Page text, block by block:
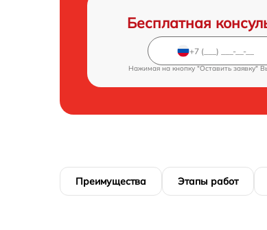
Бесплатная
Нажимая на кнопку "Оставить заявку"
Преимущества Этапы работ